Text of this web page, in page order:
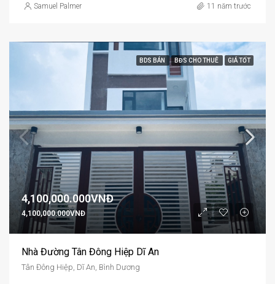
Samuel Palmer 11 năm trước
BDS BÁN BĐS CHO THUÊ GIÁ TỐT
4,100,000.000VNĐ
4,100,000.000VNĐ
Nhà Đường Tân Đông Hiệp Dĩ An
Tân Đông Hiệp, Dĩ An, Bình Dương